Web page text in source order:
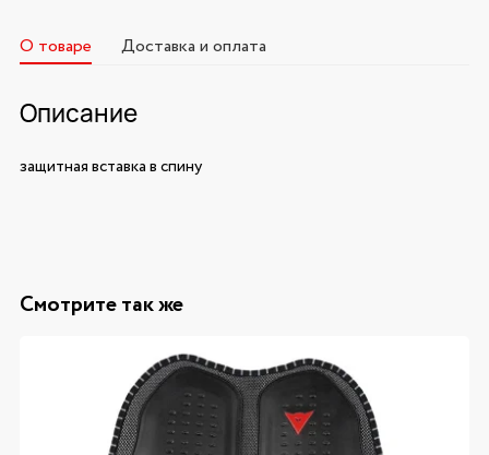
О товаре Доставка и оплата
Описание
защитная вставка в спину
Смотрите так же